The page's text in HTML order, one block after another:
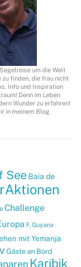
um die Welt
zu finden, die frau nicht
Info und Inspiration
Denn im Leben
Wunder zu erfahren!
in meinem Blog
See Baia de
Challenge
F. Guyana
mit Yemanja
Gäste an Bord
Karibik